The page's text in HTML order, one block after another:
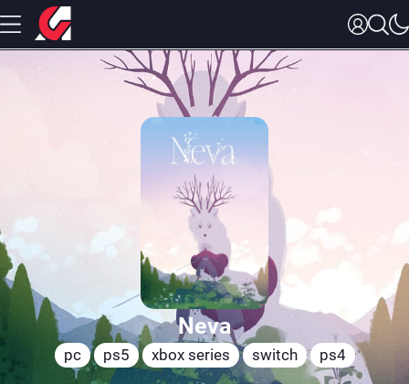
Neva
pc ps5 xbox series switch ps4